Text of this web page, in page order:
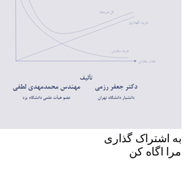
به اشتراک گذاری
مرا اگاه کن